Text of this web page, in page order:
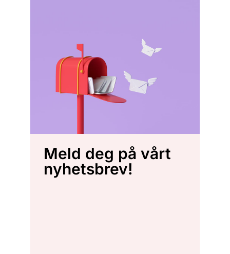
Meld deg på vårt
nyhetsbrev!